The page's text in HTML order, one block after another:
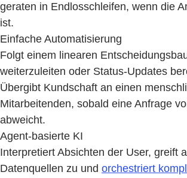
geraten in Endlosschleifen, wenn die
ist.
Einfache Automatisierung
Folgt einem linearen
weiterzuleiten oder Status-Updates
Übergibt Kundschaft an einen
Mitarbeitenden, sobald eine Anfrage
abweicht.
Agent-basierte KI
Interpretiert Absichten der User, greift
Datenquellen zu und orchestriert